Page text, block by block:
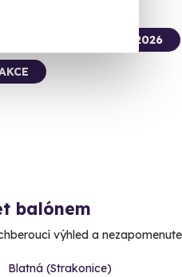
Volný termín už 10. 08. 2026
balónem
výhled a
Blatná (Strakonice)